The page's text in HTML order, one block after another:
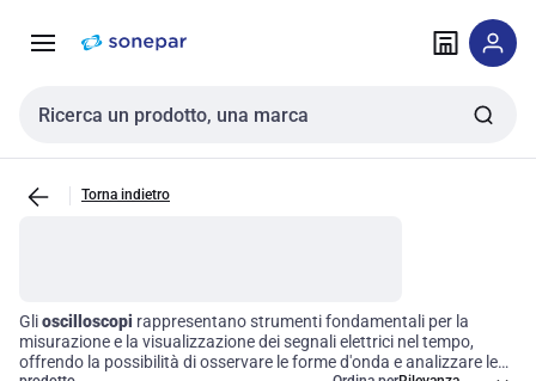
navigazione alla
Cerca input
Torna indietro
Glioscilloscopi rappresentano strumenti fondamentali per la
misurazione e la visualizzazione dei segnali elettrici nel tempo,
offrendo la possibilità di osservare le forme d'onda e analizzare le